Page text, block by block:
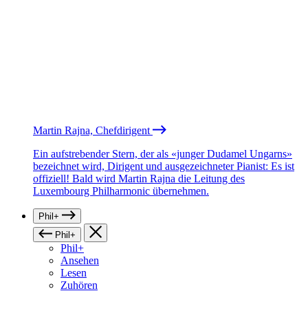
Martin Rajna, Chefdirigent
Ein aufstrebender Stern, der als «junger Dudamel Ungarns»
bezeichnet wird, Dirigent und ausgezeichneter Pianist: Es ist
offiziell! Bald wird Martin Rajna die Leitung des
Luxembourg Philharmonic übernehmen.
Phil+
Phil+
Phil+
Ansehen
Lesen
Zuhören